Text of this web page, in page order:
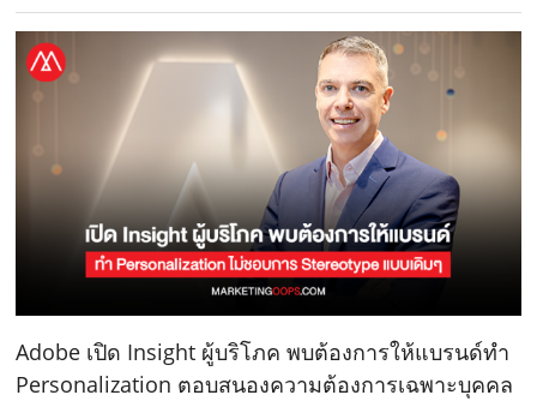
Adobe เปิด Insight ผู้บริโภค พบต้องการให้แบรนด์ทำ
Personalization ตอบสนองความต้องการเฉพาะบุคคล